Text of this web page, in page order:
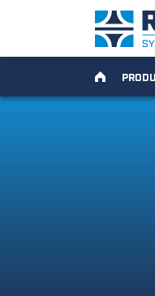
Ruys
HOME